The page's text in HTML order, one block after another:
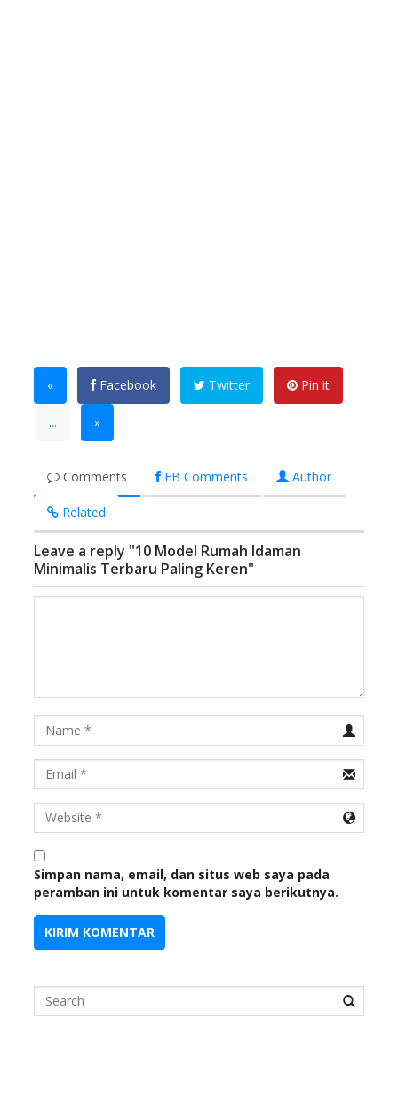
« Facebook Twitter Pin it
... »
Comments FB Comments Author
Related
Leave a reply "10 Model Rumah Idaman
Minimalis Terbaru Paling Keren"
Name
Email
URL
Simpan nama, email, dan situs web saya pada
peramban ini untuk komentar saya berikutnya.
Search